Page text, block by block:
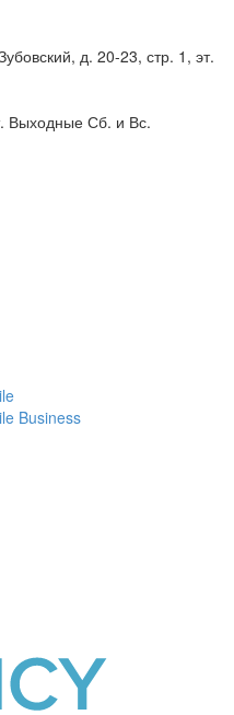
д. 20-23, стр. 1, эт.
Выходные Сб. и Вс.
Business